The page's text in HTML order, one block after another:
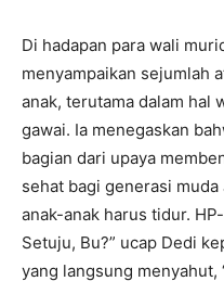
Di hadapan para wali
menyampaikan sejumlah
anak, terutama dalam hal
gawai. Ia menegaskan
bagian dari upaya
sehat bagi generasi muda
anak-anak harus tidur.
Setuju, Bu?” ucap Dedi
yang langsung menyahut,